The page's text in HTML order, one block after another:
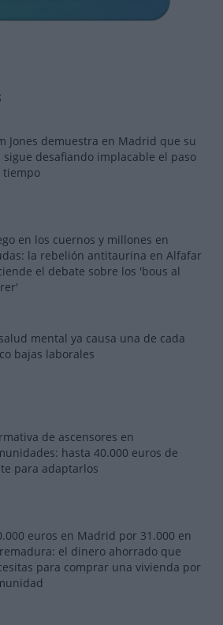
Jones demuestra en Madrid que su
sigue desafiando implacable el paso
tiempo
en los cuernos y millones en
la rebelión antitaurina en Alfafar
el debate sobre los 'bous al
mental ya causa una de cada
bajas laborales
de ascensores en
hasta 40.000 euros de
para adaptarlos
euros en Madrid por 31.000 en
el dinero ahorrado que
para comprar una vivienda por